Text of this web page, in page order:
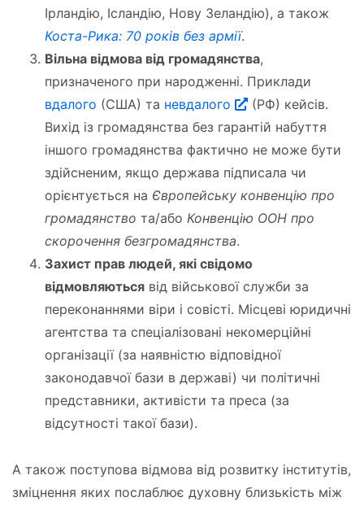
Ірландію, Ісландію, Нову Зеландію), а також
Коста-Рика: 70 років без армії.
Вільна відмова від громадянства,
призначеного при народженні. Приклади
вдалого (США) та невдалого
(РФ) кейсів.
Вихід із громадянства без гарантій набуття
іншого громадянства фактично не може бути
здійсненим, якщо держава підписала чи
орієнтується на Європейську конвенцію про
громадянство та/або Конвенцію ООН про
скорочення безгромадянства.
Захист прав людей, які свідомо
відмовляються від військової служби за
переконаннями віри і совісті. Місцеві юридичні
агентства та спеціалізовані некомерційні
організації (за наявністю відповідної
законодавчої бази в державі) чи політичні
представники, активісти та преса (за
відсутності такої бази).
А також поступова відмова від розвитку інститутів,
зміцнення яких послаблює духовну близькість між